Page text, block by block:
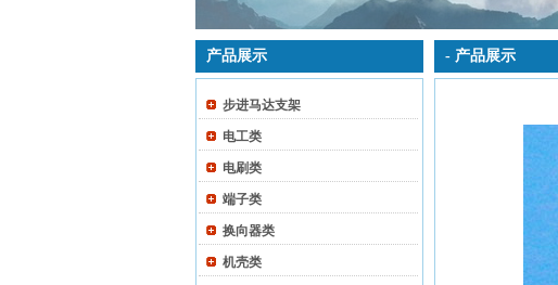
产品展示 - 产品展示
步进马达支架
电工类
电刷类
端子类
换向器类
机壳类